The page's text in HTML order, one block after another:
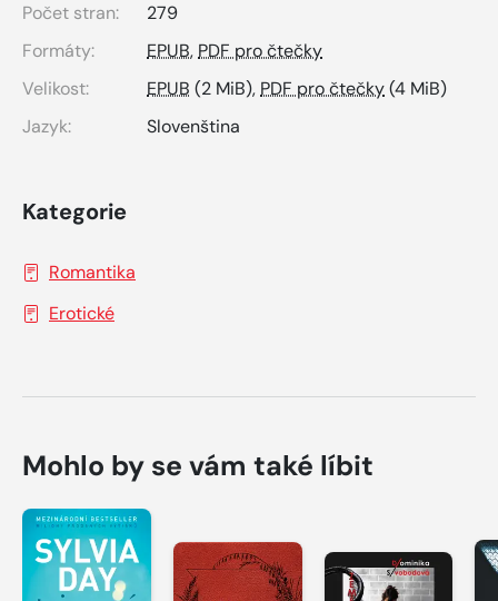
Počet stran:
279
Formáty:
EPUB,PDF pro čtečky
Velikost:
EPUB (2 MiB),PDF pro čtečky(4 MiB)
Jazyk:
Slovenština
Kategorie
Romantika
Erotické
Mohlo by se vám také líbit